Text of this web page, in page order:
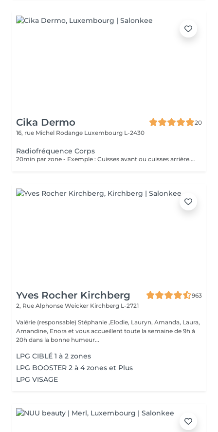
Cika Dermo
20
16, rue Michel Rodange Luxembourg L-2430
Radiofréquence Corps
20min par zone - Exemple : Cuisses avant ou cuisses arrière. Soin Raffermissant pour le relâchement cutané ou la cellulite légère. L'effet est immédiat et évolutif sous 48h. Nous vous conseillons de faire ce soin en commençant par une cure de 6 séances et par la suite sous forme d'entretien uniquement.
Yves Rocher Kirchberg
963
2, Rue Alphonse Weicker Kirchberg L-2721
Valérie (responsable) Stéphanie ,Elodie, Lauryn, Amanda, Laura,
Amandine, Enora et vous accueillent toute la semaine de 9h à
20h dans la bonne humeur...
LPG CIBLÉ 1 à 2 zones
LPG BOOSTER 2 à 4 zones et Plus
LPG VISAGE